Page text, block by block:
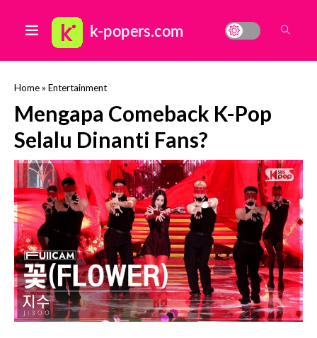
Home» Entertainment
Mengapa Comeback K-Pop
Selalu Dinanti Fans?